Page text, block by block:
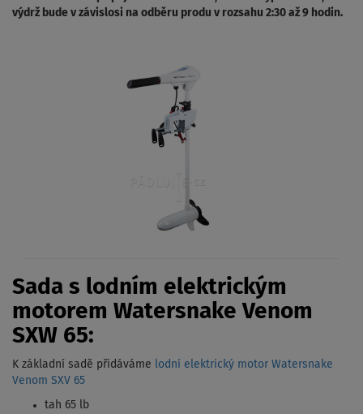
výdrž bude v závislosi na odběru produ v rozsahu 2:30 až 9 hodin.
Sada s lodním elektrickým
motorem Watersnake Venom
SXW 65:
K základní sadě přidáváme
lodní elektrický motor Watersnake
Venom SXV 65
tah 65 lb